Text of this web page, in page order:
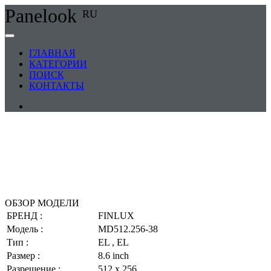
Panelook RU
ГЛАВНАЯ
КАТЕГОРИИ
ПОИСК
КОНТАКТЫ
ОБЗОР МОДЕЛИ
БРЕНД :
FINLUX
Модель :
MD512.256-38
Тип :
EL , EL
Размер :
8.6 inch
Разрешение :
512 x 256